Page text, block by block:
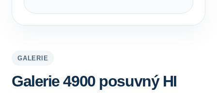
GALERIE
Galerie 4900 posuvný HI